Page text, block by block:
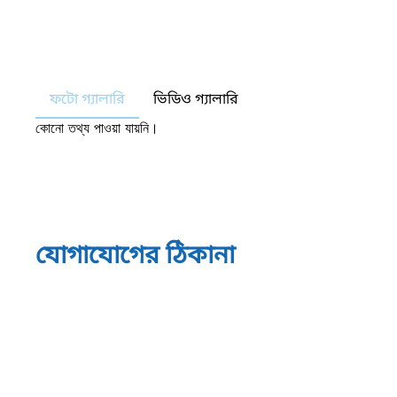
ফটো গ্যালারি ভিডিও গ্যালারি
কোনো তথ্য পাওয়া যায়নি।
যোগাযোগের ঠিকানা